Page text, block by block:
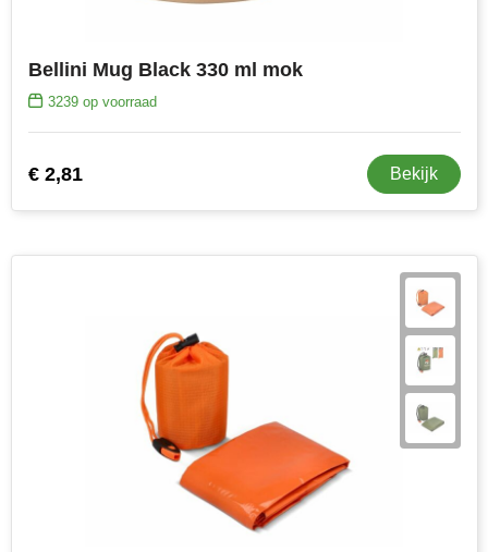
Bellini Mug Black 330 ml mok
3239op voorraad
€ 2,81 Bekijk